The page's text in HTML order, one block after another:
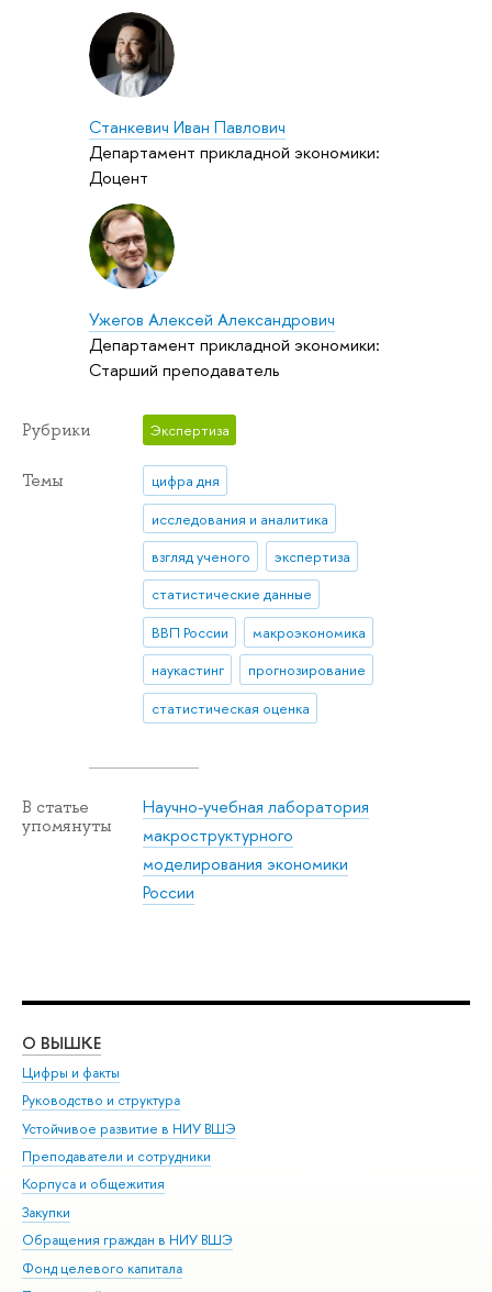
Станкевич Иван Павлович
Департамент прикладной экономики:
Доцент
Ужегов Алексей Александрович
Департамент прикладной экономики:
Старший преподаватель
Рубрики Экспертиза
Темы
цифра дня
исследования и аналитика
взгляд ученого
экспертиза
статистические данные
ВВП России
макроэкономика
наукастинг
прогнозирование
статистическая оценка
В статье
упомянуты
Научно-учебная лаборатория
макроструктурного
моделирования экономики
России
О ВЫШКЕ
Цифры и факты
Руководство и структура
Устойчивое развитие в НИУ ВШЭ
Преподаватели и сотрудники
Корпуса и общежития
Закупки
Обращения граждан в НИУ ВШЭ
Фонд целевого капитала